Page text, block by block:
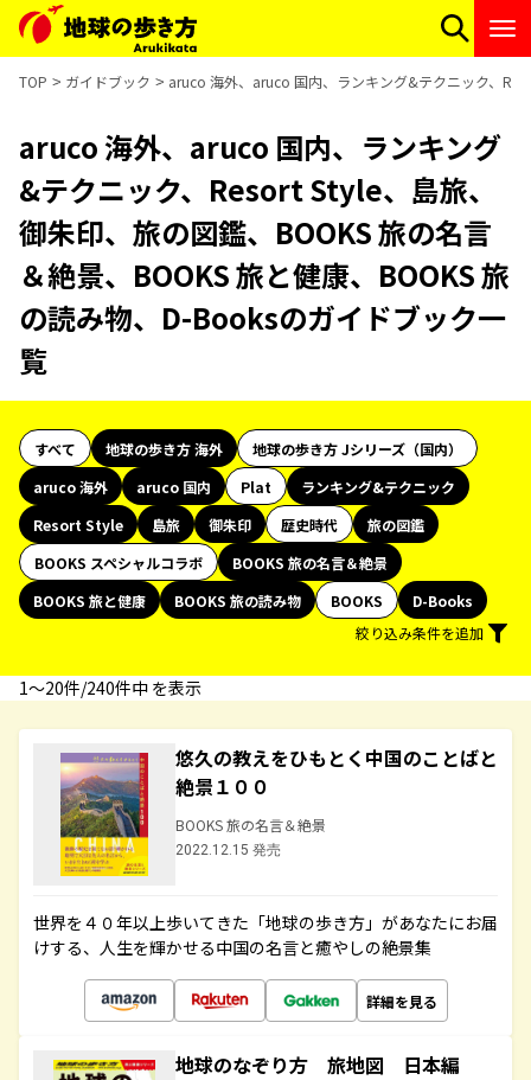
TOP ガイドブック aruco 海外、aruco 国内、ランキング&テクニック、
aruco 海外、aruco 国内、ランキング
&テクニック、Resort Style、島旅、
御朱印、旅の図鑑、BOOKS 旅の名言
＆絶景、BOOKS 旅と健康、BOOKS 旅
の読み物、D-Booksのガイドブック一
覧
すべて 地球の歩き方 海外
地球の歩き方 Jシリーズ（国内）
aruco 海外
aruco 国内 Plat
ランキング&テクニック
Resort Style
島旅 御朱印 歴史時代
旅の図鑑
BOOKS スペシャルコラボ
BOOKS 旅の名言＆絶景
BOOKS 旅と健康
BOOKS 旅の読み物 BOOKS
D-Books
絞り込み条件を追加
1〜20件/240件中 を表示
悠久の教えをひもとく中国のことばと
絶景１００
BOOKS 旅の名言＆絶景
2022.12.15 発売
世界を４０年以上歩いてきた「地球の歩き方」があなたにお届
けする、人生を輝かせる中国の名言と癒やしの絶景集
詳細を見る
地球のなぞり方 旅地図 日本編